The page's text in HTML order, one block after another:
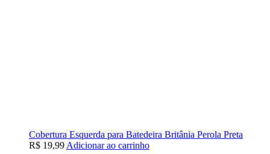
Cobertura Esquerda para Batedeira Britânia Perola Preta
R$ 19,99 Adicionar ao carrinho